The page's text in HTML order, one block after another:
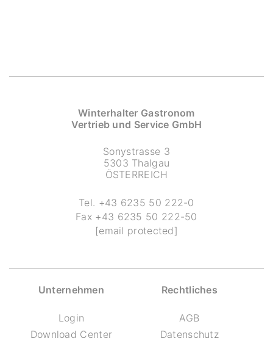
Winterhalter Gastronom
Vertrieb und Service GmbH
Sonystrasse 3
5303 Thalgau
ÖSTERREICH
Tel. +43 6235 50 222-0
Fax +43 6235 50 222-50
[email protected]
Unternehmen
Login
Download Center
Rechtliches
AGB
Datenschutz